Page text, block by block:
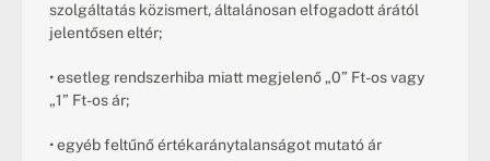
szolgáltatás közismert, általánosan elfogadott árától
jelentősen eltér;
• esetleg rendszerhiba miatt megjelenő „0” Ft-os vagy
„1” Ft-os ár;
• egyéb feltűnő értékaránytalanságot mutató ár